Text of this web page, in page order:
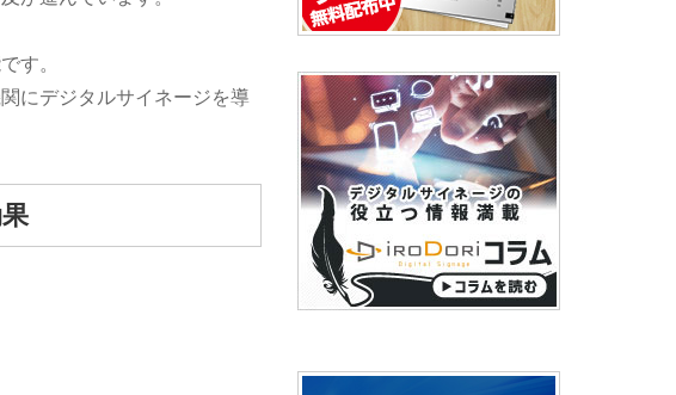
す。
にデジタルサイネージを導